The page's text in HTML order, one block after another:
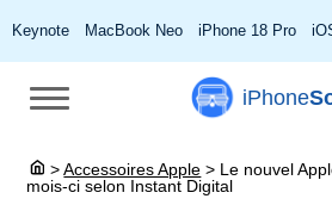
Keynote MacBook Neo iPhone 18 Pro
iPhone
> Accessoires Apple > Le nouvel
mois-ci selon Instant Digital